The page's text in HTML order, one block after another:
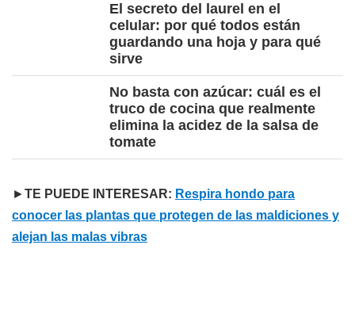
El secreto del laurel en el
celular: por qué todos están
guardando una hoja y para qué
sirve
No basta con azúcar: cuál es el
truco de cocina que realmente
elimina la acidez de la salsa de
tomate
►TE PUEDE INTERESAR: Respira hondo para
conocer las plantas que protegen de las maldiciones y
alejan las malas vibras